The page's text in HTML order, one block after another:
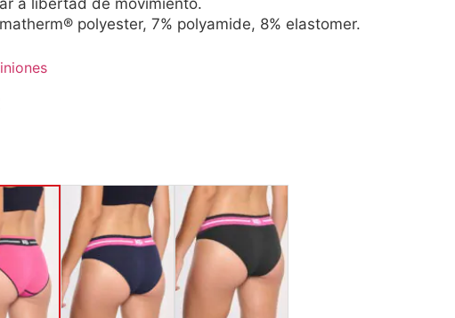
a libertad de movimiento.
polyester, 7% polyamide, 8% elastomer.